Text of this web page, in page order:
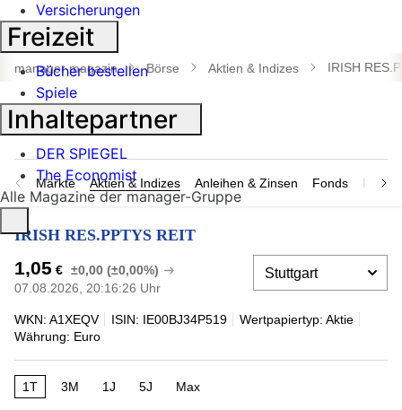
Suche
öffnen
manager magazin Börse Aktien & Indizes IRISH
Märkte Aktien & Indizes Anleihen & Zinsen Fonds
IRISH RES.PPTYS REIT
1,05 € ±0,00 (±0,00%)
07.08.2026, 20:16:26 Uhr
WKN: A1XEQV ISIN: IE00BJ34P519
Wertpapiertyp: Aktie
Währung: Euro
1T 3M 1J 5J Max
Versicherungen
Freizeit
Bücher bestellen
Spiele
Inhaltepartner
DER SPIEGEL
The Economist
Alle Magazine der manager-Gruppe